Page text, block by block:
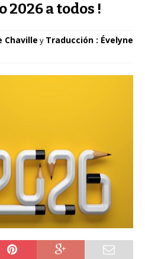
2026 a todos !
Chaville y Traducción : Évelyne